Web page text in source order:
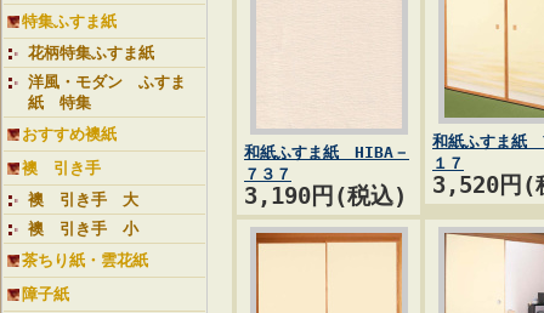
特集ふすま紙
花柄特集ふすま紙
洋風・モダン ふすま
紙 特集
おすすめ襖紙
襖 引き手
襖 引き手 大
襖 引き手 小
茶ちり紙・雲花紙
障子紙
和紙ふすま紙 HIBA－
７３７
3,190円(税込)
和紙ふすま紙
１７
3,520円(